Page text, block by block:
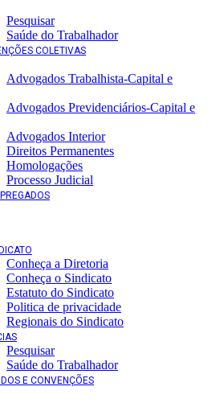
Pesquisar
Saúde do Trabalhador
COLETIVAS
Advogados Trabalhista-Capital e
Advogados Previdenciários-Capital e
Advogados Interior
Direitos Permanentes
Homologações
Processo Judicial
Conheça a Diretoria
Conheça o Sindicato
Estatuto do Sindicato
Politica de privacidade
Regionais do Sindicato
Pesquisar
Saúde do Trabalhador
E CONVENÇÕES